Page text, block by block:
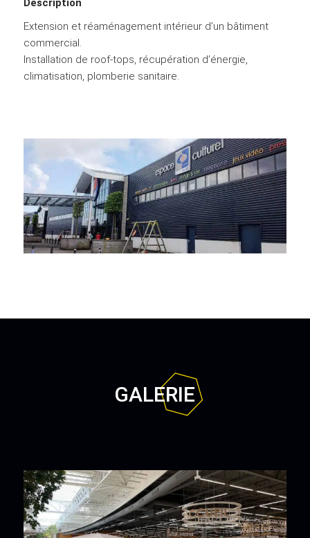
Description
Extension et réaménagement intérieur d’un bâtiment
commercial.
Installation de roof-tops, récupération d’énergie,
climatisation, plomberie sanitaire.
GALERIE